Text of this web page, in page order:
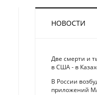
НОВОСТИ
Две смерти и
в США - в
В России
приложений